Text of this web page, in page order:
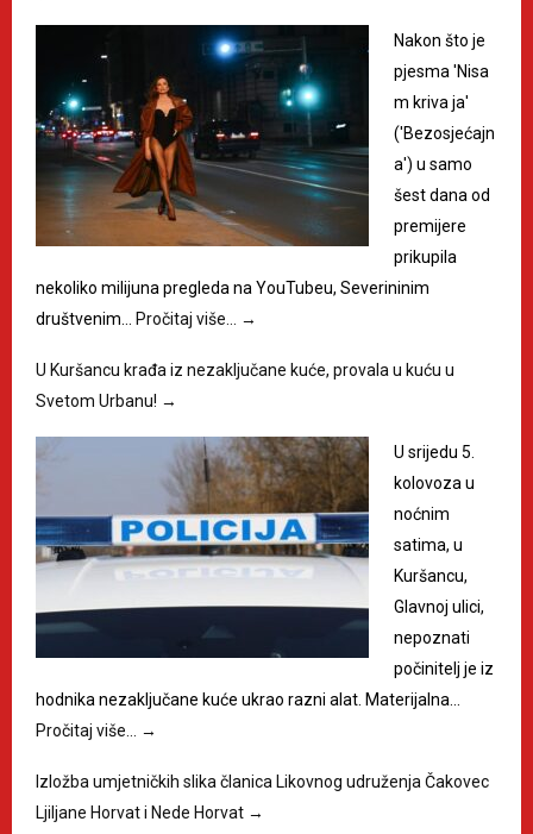
Nakon što je
pjesma 'Nisa
m kriva ja'
('Bezosjećajn
a') u samo
šest dana od
premijere
prikupila
nekoliko milijuna pregleda na YouTubeu, Severininim
društvenim…
Pročitaj više… →
U Kuršancu krađa iz nezaključane kuće, provala u kuću u
Svetom Urbanu! →
U srijedu 5.
kolovoza u
noćnim
satima, u
Kuršancu,
Glavnoj ulici,
nepoznati
počinitelj je iz
hodnika nezaključane kuće ukrao razni alat. Materijalna…
Pročitaj više…
→
Izložba umjetničkih slika članica Likovnog udruženja Čakovec
Ljiljane Horvat i Nede Horvat →